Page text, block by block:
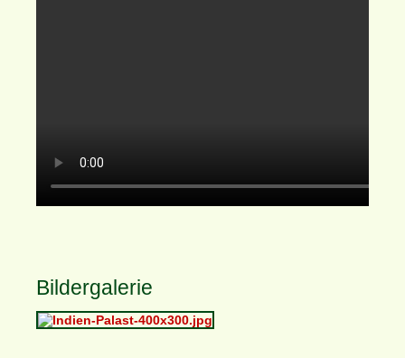
Bildergalerie